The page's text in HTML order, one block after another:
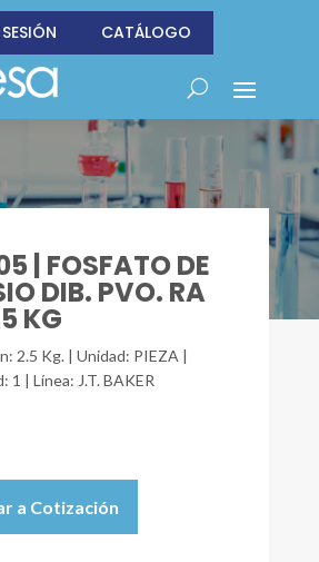
CATÁLOGO
| FOSFATO DE
DIB. PVO. RA
KG
2.5 Kg. | Unidad: PIEZA |
1 | Línea: J.T. BAKER
a Cotización